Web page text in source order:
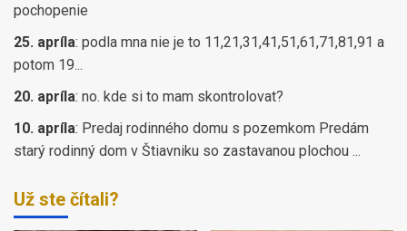
pochopenie
25. apríla: podla mna nie je to 11,21,31,41,51,61,71,81,91 a
potom 19...
20. apríla: no. kde si to mam skontrolovat?
10. apríla: Predaj rodinného domu s pozemkom Predám
starý rodinný dom v Štiavniku so zastavanou plochou ...
Už ste čítali?